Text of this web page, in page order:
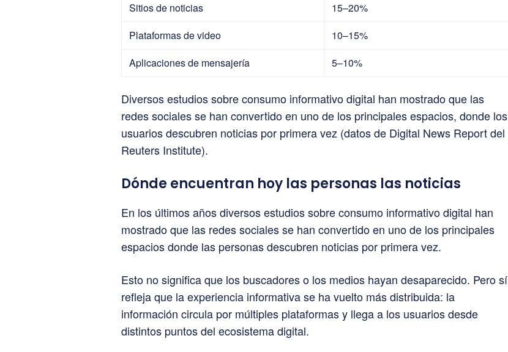
Sitios de noticias
15–20%
Plataformas de video
10–15%
Aplicaciones de mensajería
5–10%
Diversos estudios sobre consumo informativo digital han mostrado que las
redes sociales se han convertido en uno de los principales espacios, donde los
usuarios descubren noticias por primera vez (datos de Digital News Report del
Reuters Institute).
Dónde encuentran hoy las personas las noticias
En los últimos años diversos estudios sobre consumo informativo digital han
mostrado que las redes sociales se han convertido en uno de los principales
espacios donde las personas descubren noticias por primera vez.
Esto no significa que los buscadores o los medios hayan desaparecido. Pero sí
refleja que la experiencia informativa se ha vuelto más distribuida: la
información circula por múltiples plataformas y llega a los usuarios desde
distintos puntos del ecosistema digital.